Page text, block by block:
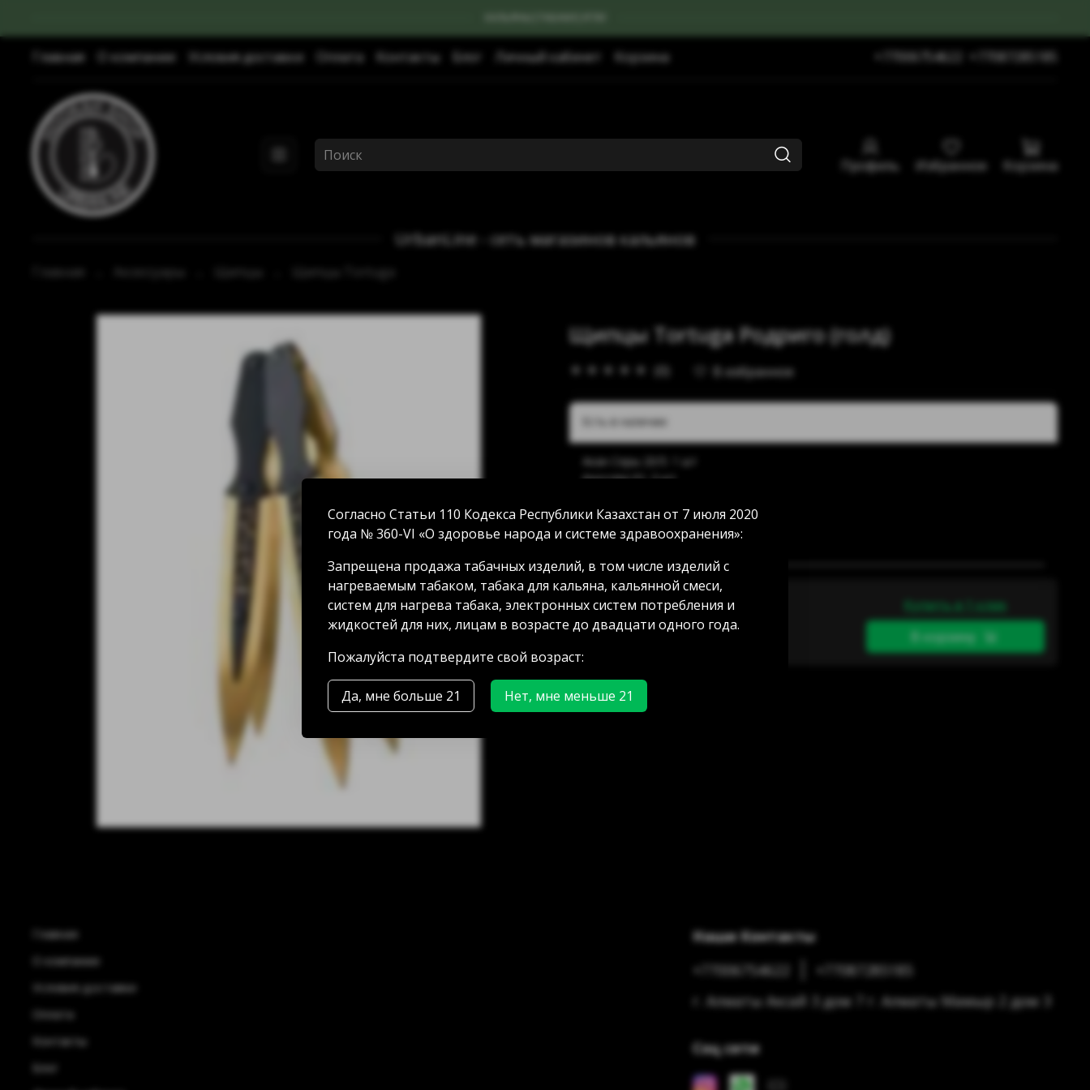
Главная О компании Условия доставки Оплата Контакты Блог Личный кабинет Корзина +77006754622 +77087285185
Профиль Избранное Корзина
UrbanLine - сеть магазинов кальянов
Щипцы Tortuga Родриго (голд)
В избранное
7000.00 тг
Купить в 1 клик
В корзину
Есть в наличии:
Акан Серы 20/5: 1 шт
Аносова 91: 3 шт
Мамыр 2 дом 3: 1 шт
Аксай 3 дом 7: 1 шт
ГРЭС: нет в наличии
Главная
О компании
Условия доставки
Оплата
Контакты
Блог
Наши Контакты
+77006754622
+77087285185
г. Алматы Аксай 3 дом 7 г. Алматы Мамыр 2 дом 3
Соц сети
Согласно Статьи 110 Кодекса Республики Казахстан от 7 июля 2020
года № 360-VI «О здоровье народа и системе здравоохранения»:
Запрещена продажа табачных изделий, в том числе изделий с
нагреваемым табаком, табака для кальяна, кальянной смеси,
систем для нагрева табака, электронных систем потребления и
жидкостей для них, лицам в возрасте до двадцати одного года.
Пожалуйста подтвердите свой возраст:
Да, мне больше 21 Нет, мне меньше 21